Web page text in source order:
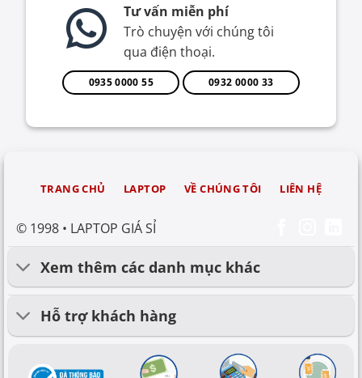
Tư vấn miễn phí
Trò chuyện với chúng tôi
qua điện thoại.
0935 0000 55 0932 0000 33
© 1998 • LAPTOP GIÁ SỈ
TRANG CHỦ LAPTOP VỀ CHÚNG TÔI LIÊN HỆ
Xem thêm các danh mục khác
Hỗ trợ khách hàng